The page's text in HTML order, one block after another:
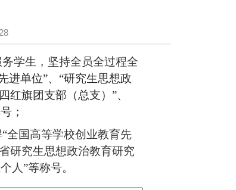
学生，坚持全员全过程全
进单位”、“研究生思想政
红旗团支部（总支）”、
；
全国高等学校创业教育先
研究生思想政治教育研究
人”等称号。